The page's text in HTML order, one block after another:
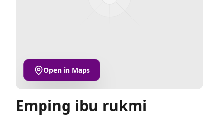
Open in Maps
Emping ibu rukmi